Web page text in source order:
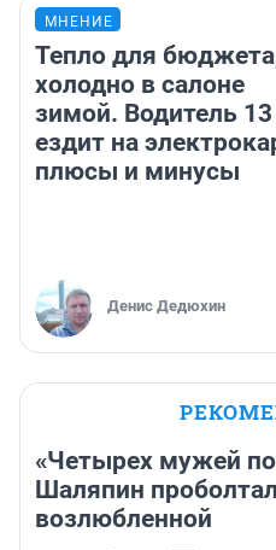
МНЕНИЕ
Тепло для
холодно в салоне
зимой. Водитель 13
ездит на
плюсы и минусы
Денис Дедюхин
«Четырех мужей
Шаляпин
возлюбленной